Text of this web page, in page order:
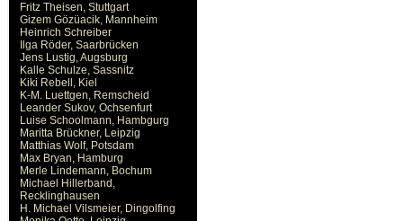
Fritz Theisen, Stuttgart
Gizem Gözüacik, Mannheim
Heinrich Schreiber
Ilga Röder, Saarbrücken
Jens Lustig, Augsburg
Kalle Schulze, Sassnitz
Kiki Rebell, Kiel
K-M. Luettgen, Remscheid
Leander Sukov, Ochsenfurt
Luise Schoolmann, Hambgurg
Maritta Brückner, Leipzig
Matthias Wolf, Potsdam
Max Bryan, Hamburg
Merle Lindemann, Bochum
Michael Hillerband,
Recklinghausen
H. Michael Vilsmeier, Dingolfing